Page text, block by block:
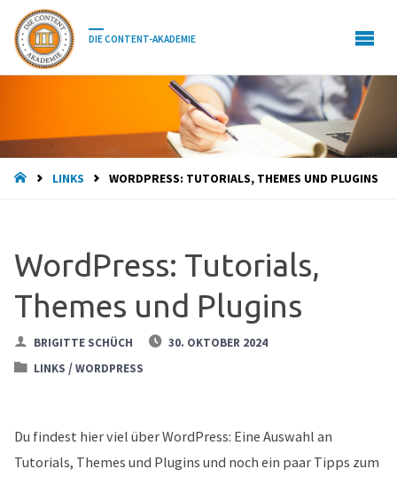
DIE CONTENT-AKADEMIE
HOMELINKS WORDPRESS: TUTORIALS, THEMES UND PLUGINS
WordPress: Tutorials,
Themes und Plugins
BRIGITTE SCHÜCH
30. OKTOBER 2024
LINKS /WORDPRESS
Du findest hier viel über WordPress: Eine Auswahl an
Tutorials, Themes und Plugins und noch ein paar Tipps zum